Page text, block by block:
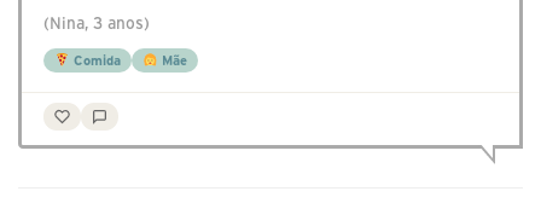
(Nina, 3 anos)
Comida Mãe